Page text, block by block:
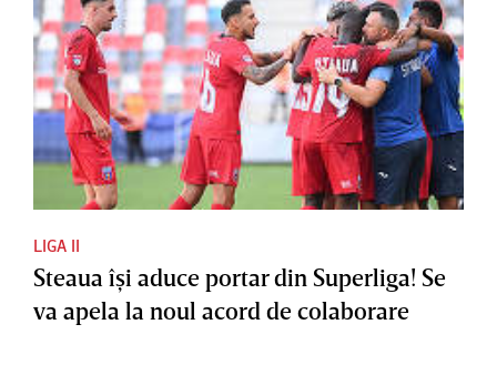
LIGA II
Steaua îşi aduce portar din Superliga! Se
va apela la noul acord de colaborare